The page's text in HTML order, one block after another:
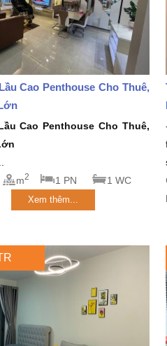
Cao Penthouse Cho Thuê,
Cao Penthouse Cho Thuê,
m2 1 PN 1 WC
Xem thêm...